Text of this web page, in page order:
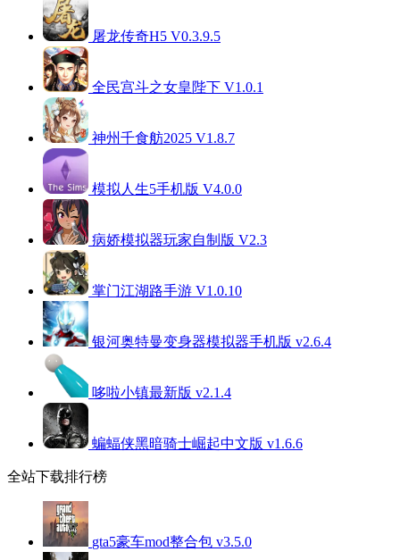
屠龙传奇H5 V0.3.9.5
全民宫斗之女皇陛下 V1.0.1
神州千食舫2025 V1.8.7
模拟人生5手机版 V4.0.0
病娇模拟器玩家自制版 V2.3
掌门江湖路手游 V1.0.10
银河奥特曼变身器模拟器手机版 v2.6.4
哆啦小镇最新版 v2.1.4
蝙蝠侠黑暗骑士崛起中文版 v1.6.6
全站下载排行榜
gta5豪车mod整合包 v3.5.0